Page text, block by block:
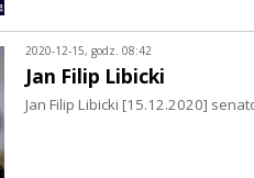
2020-12-15, godz. 08:42
Jan Filip Libicki
Jan Filip Libicki [15.12.2020]